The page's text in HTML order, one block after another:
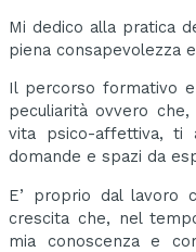
Mi dedico alla pratica
piena consapevolezza
Il percorso formativo
peculiarità ovvero
vita psico-affettiva, ti
domande e spazi da
E’ proprio dal lavoro
crescita che, nel
mia conoscenza e